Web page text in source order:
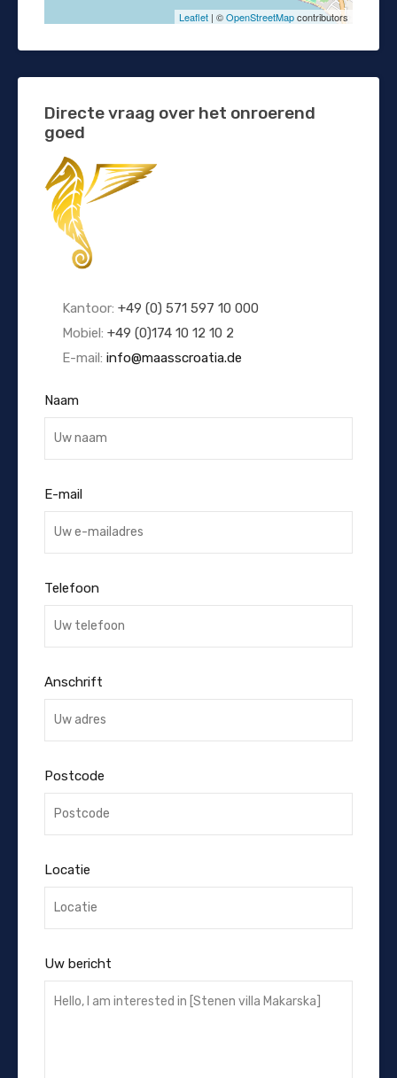
Leaflet | ©OpenStreetMapcontributors
Directe vraag over het onroerend
goed
Kantoor: +49 (0) 571 597 10 000
Mobiel: +49 (0)174 10 12 10 2
E-mail: info@maasscroatia.de
Naam
E-mail
Telefoon
Anschrift
Postcode
Locatie
Uw bericht